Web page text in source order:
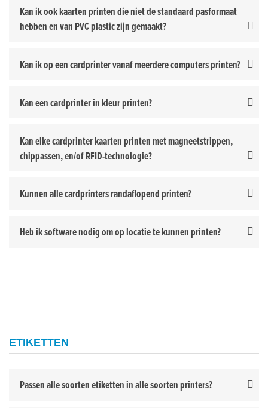
Kan ik ook kaarten printen die niet de standaard pasformaat
hebben en van PVC plastic zijn gemaakt?
Kan ik op een cardprinter vanaf meerdere computers printen?
Kan een cardprinter in kleur printen?
Kan elke cardprinter kaarten printen met magneetstrippen,
chippassen, en/of RFID-technologie?
Kunnen alle cardprinters randaflopend printen?
Heb ik software nodig om op locatie te kunnen printen?
ETIKETTEN
Passen alle soorten etiketten in alle soorten printers?